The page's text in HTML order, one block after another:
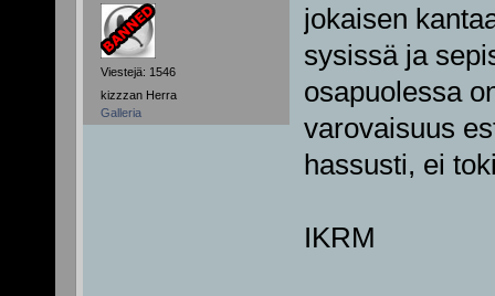
Viestejä: 1546
kizzzan Herra
Galleria
jokaisen
sysissä ja
osapuolessa
varovaisuus
hassusti, ei
IKRM